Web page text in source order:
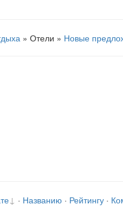
» Отели » Новые
· Названию · Рейтингу·